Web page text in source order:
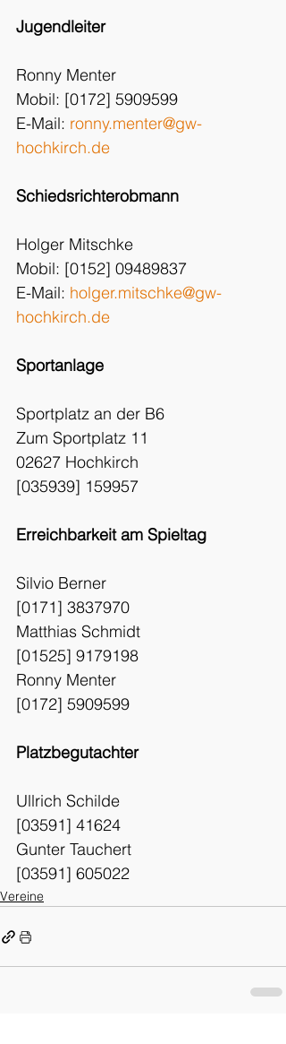
Jugendleiter
Ronny Menter
Mobil: [0172] 5909599
E-Mail: ronny.menter@gw-
hochkirch.de
Schiedsrichterobmann
Holger Mitschke
Mobil: [0152] 09489837
E-Mail: holger.mitschke@gw-
hochkirch.de
Sportanlage
Sportplatz an der B6
Zum Sportplatz 11
02627 Hochkirch
[035939] 159957
Erreichbarkeit am Spieltag
Silvio Berner
[0171] 3837970
Matthias Schmidt
[01525] 9179198
Ronny Menter
[0172] 5909599
Platzbegutachter
Ullrich Schilde
[03591] 41624
Gunter Tauchert
[03591] 605022
Vereine